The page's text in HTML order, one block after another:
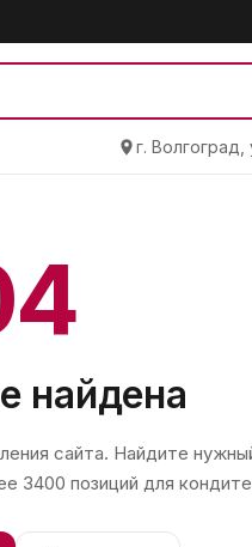
г.
найдена
сайта. Найдите
3400 позиций для